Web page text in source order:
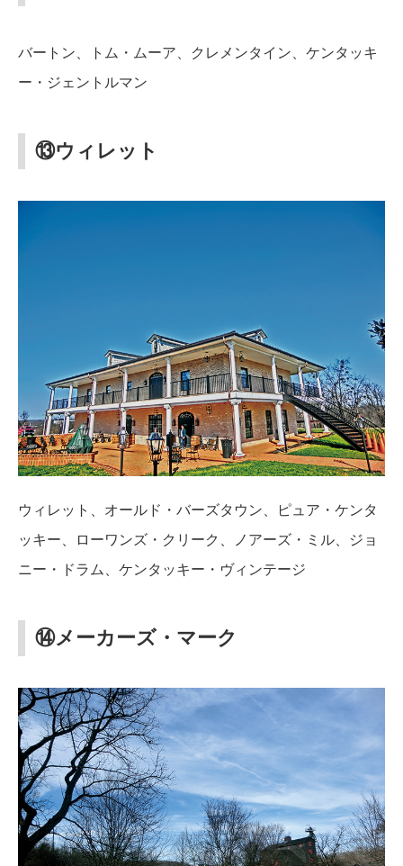
バートン、トム・ムーア、クレメンタイン、ケンタッキ
ー・ジェントルマン
⑬ウィレット
ウィレット、オールド・バーズタウン、ピュア・ケンタ
ッキー、ローワンズ・クリーク、ノアーズ・ミル、ジョ
ニー・ドラム、ケンタッキー・ヴィンテージ
⑭メーカーズ・マーク